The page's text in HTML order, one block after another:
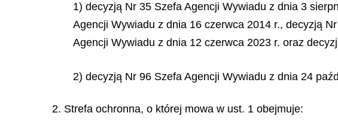
1) decyzją Nr 35 Szefa Agencji Wywiadu z dnia 3
Agencji Wywiadu z dnia 16 czerwca 2014 r., decyzją
Agencji Wywiadu z dnia 12 czerwca 2023 r. oraz
2) decyzją Nr 96 Szefa Agencji Wywiadu z dnia 24
2. Strefa ochronna, o której mowa w ust. 1 obejmuje: